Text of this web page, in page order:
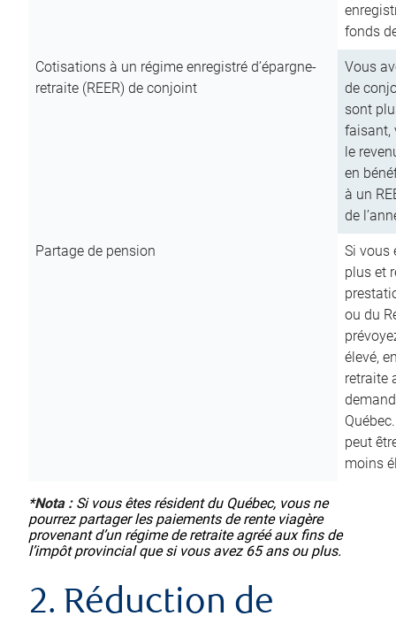
fonds
Cotisations à un régime enregistré d’épargne-
retraite (REER) de conjoint
Vous
de
sont
faisant,
le
en
à un
de
Partage de pension
Si vous
plus et
ou du
élevé,
retraite
peut
moins
*Nota :Si vous êtes résident du Québec, vous ne
pourrez partager les paiements de rente viagère
provenant d’un régime de retraite agréé aux fins de
l’impôt provincial que si vous avez 65 ans ou plus.
2. Réduction de